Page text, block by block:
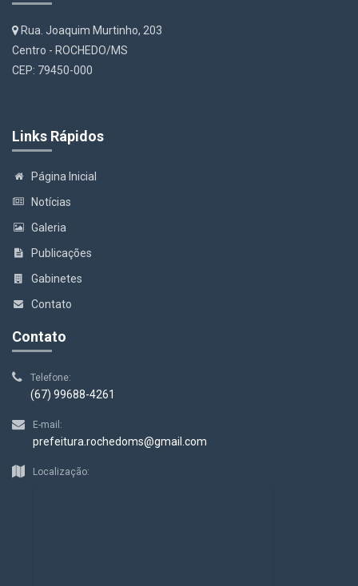
Rua. Joaquim Murtinho, 203
Centro - ROCHEDO/MS
CEP: 79450-000
Links Rápidos
Página Inicial
Notícias
Galeria
Publicações
Gabinetes
Contato
Contato
Telefone:
(67) 99688-4261
E-mail:
prefeitura.rochedoms@gmail.com
Localização: